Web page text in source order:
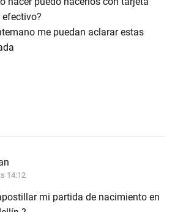
efectivo?
me puedan aclarar estas
14:12
mi partida de nacimiento en